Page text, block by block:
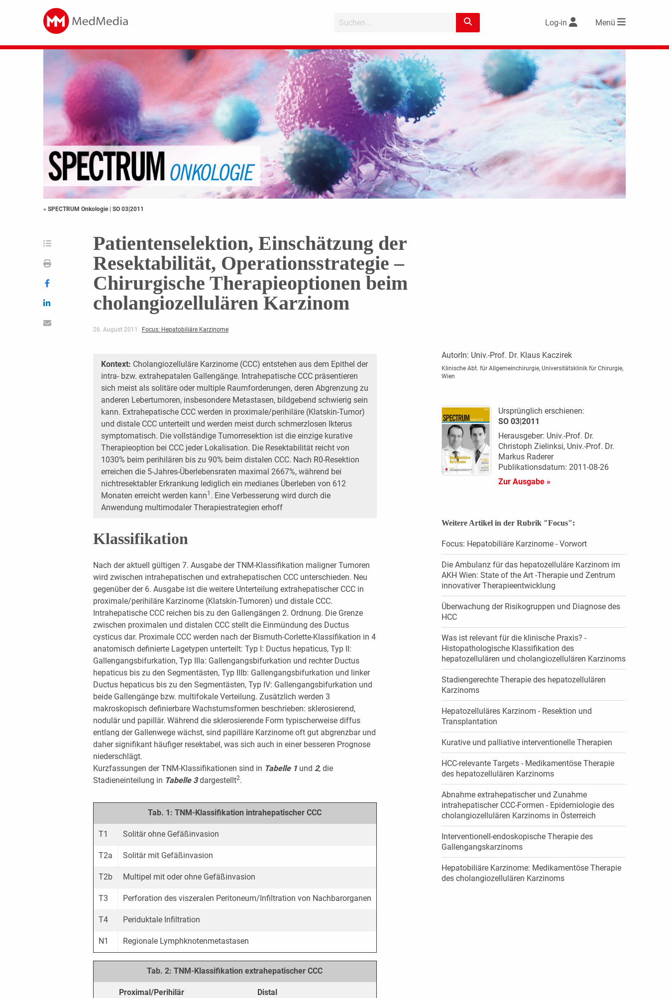
Log-in Menü
« SPECTRUM Onkologie | SO 03|2011
Patientenselektion, Einschätzung der
Resektabilität, Operationsstrategie –
Chirurgische Therapieoptionen beim
cholangiozellulären Karzinom
26. August 2011 Focus: Hepatobiliäre Karzinome
Kontext: Cholangiozelluläre Karzinome (CCC) entstehen aus dem Epithel der
intra- bzw. extrahepatalen Gallengänge. Intrahepatische CCC präsentieren
sich meist als solitäre oder multiple Raumforderungen, deren Abgrenzung zu
anderen Lebertumoren, insbesondere Metastasen, bildgebend schwierig sein
kann. Extrahepatische CCC werden in proximale/perihiläre (Klatskin-Tumor)
und distale CCC unterteilt und werden meist durch schmerzlosen Ikterus
symptomatisch. Die vollständige Tumorresektion ist die einzige kurative
Therapieoption bei CCC jeder Lokalisation. Die Resektabilität reicht von
1030% beim perihilären bis zu 90% beim distalen CCC. Nach R0-Resektion
erreichen die 5-Jahres-Überlebensraten maximal 2667%, während bei
nichtresektabler Erkrankung lediglich ein medianes Überleben von 612
Monaten erreicht werden kann1 . Eine Verbesserung wird durch die
Anwendung multimodaler Therapiestrategien erhoff
Klassifikation
Nach der aktuell gültigen 7. Ausgabe der TNM-Klassifikation maligner Tumoren
wird zwischen intrahepatischen und extrahepatischen CCC unterschieden. Neu
gegenüber der 6. Ausgabe ist die weitere Unterteilung extrahepatischer CCC in
proximale/perihiläre Karzinome (Klatskin-Tumoren) und distale CCC.
Intrahepatische CCC reichen bis zu den Gallengängen 2. Ordnung. Die Grenze
zwischen proximalen und distalen CCC stellt die Einmündung des Ductus
cysticus dar. Proximale CCC werden nach der Bismuth-Corlette-Klassifikation in 4
anatomisch definierte Lagetypen unterteilt: Typ I: Ductus hepaticus, Typ II:
Gallengangsbifurkation, Typ IIIa: Gallengangsbifurkation und rechter Ductus
hepaticus bis zu den Segmentästen, Typ IIIb: Gallengangsbifurkation und linker
Ductus hepaticus bis zu den Segmentästen, Typ IV: Gallengangsbifurkation und
beide Gallengänge bzw. multifokale Verteilung. Zusätzlich werden 3
makroskopisch definierbare Wachstumsformen beschrieben: sklerosierend,
nodulär und papillär. Während die sklerosierende Form typischerweise diffus
entlang der Gallenwege wächst, sind papilläre Karzinome oft gut abgrenzbar und
daher signifikant häufiger resektabel, was sich auch in einer besseren Prognose
niederschlägt.
Kurzfassungen der TNM-Klassifikationen sind in Tabelle 1 und 2, die
Stadieneinteilung in Tabelle 3dargestellt2.
Tab. 1: TNM-Klassifikation intrahepatischer CCC
T1 Solitär ohne Gefäßinvasion
T2a Solitär mit Gefäßinvasion
T2b Multipel mit oder ohne Gefäßinvasion
T3 Perforation des viszeralen Peritoneum/Infiltration von Nachbarorganen
T4 Periduktale Infiltration
N1 Regionale Lymphknotenmetastasen
Tab. 2: TNM-Klassifikation extrahepatischer CCC
Proximal/Perihilär Distal
AutorIn: Univ.-Prof. Dr. Klaus Kaczirek
Klinische Abt. für Allgemeinchirurgie, Universitätsklinik für Chirurgie,
Wien
Ursprünglich erschienen:
SO 03|2011
Herausgeber: Univ.-Prof. Dr.
Christoph Zielinksi, Univ.-Prof. Dr.
Markus Raderer
Publikationsdatum: 2011-08-26
Zur Ausgabe »
Weitere Artikel in der Rubrik "Focus":
Focus: Hepatobiliäre Karzinome - Vorwort
Die Ambulanz für das hepatozelluläre Karzinom im
AKH Wien: State of the Art -Therapie und Zentrum
innovativer Therapieentwicklung
Überwachung der Risikogruppen und Diagnose des
HCC
Was ist relevant für die klinische Praxis? -
Histopathologische Klassifikation des
hepatozellulären und cholangiozellulären Karzinoms
Stadiengerechte Therapie des hepatozellulären
Karzinoms
Hepatozelluläres Karzinom - Resektion und
Transplantation
Kurative und palliative interventionelle Therapien
HCC-relevante Targets - Medikamentöse Therapie
des hepatozellulären Karzinoms
Abnahme extrahepatischer und Zunahme
intrahepatischer CCC-Formen - Epidemiologie des
cholangiozellulären Karzinoms in Österreich
Interventionell-endoskopische Therapie des
Gallengangskarzinoms
Hepatobiliäre Karzinome: Medikamentöse Therapie
des cholangiozellulären Karzinoms